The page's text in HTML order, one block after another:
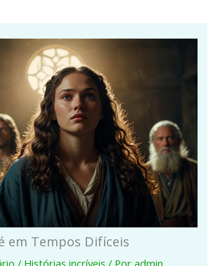
em Tempos Difíceis
/ Histórias incríveis / Poradmin